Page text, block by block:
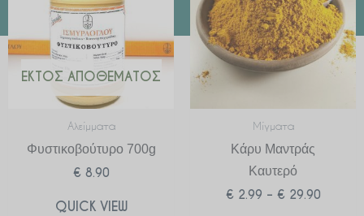
ΕΚΤΌΣ ΑΠΟΘΈΜΑΤΟΣ
Αλείμματα
Φυστικοβούτυρο 700g
€ 8.90
QUICK VIEW
Μίγματα
Κάρυ Μαντράς
Καυτερό
€ 2.99 – € 29.90
€ 29.90